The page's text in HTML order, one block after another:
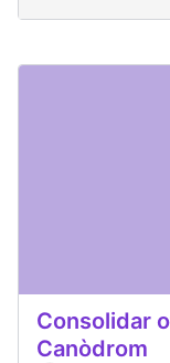
Consolidar
Canòdrom